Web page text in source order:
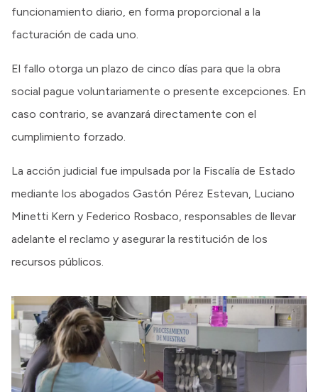
funcionamiento diario, en forma proporcional a la
facturación de cada uno.
El fallo otorga un plazo de cinco días para que la obra
social pague voluntariamente o presente excepciones. En
caso contrario, se avanzará directamente con el
cumplimiento forzado.
La acción judicial fue impulsada por la Fiscalía de Estado
mediante los abogados Gastón Pérez Estevan, Luciano
Minetti Kern y Federico Rosbaco, responsables de llevar
adelante el reclamo y asegurar la restitución de los
recursos públicos.